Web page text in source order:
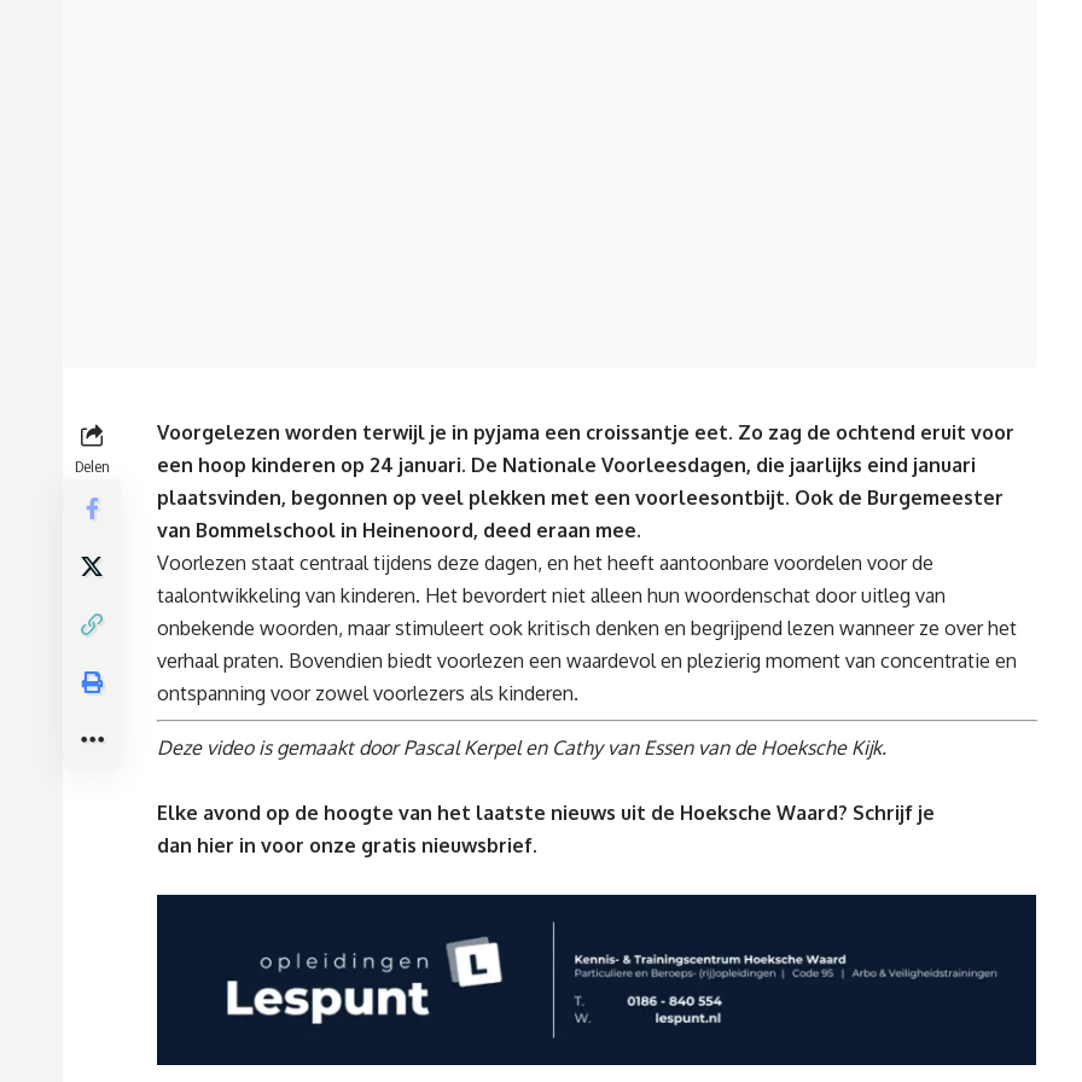
Delen
Voorgelezen worden terwijl je in pyjama een croissantje eet. Zo zag de ochtend eruit voor
een hoop kinderen op 24 januari. De Nationale Voorleesdagen, die jaarlijks eind januari
plaatsvinden, begonnen op veel plekken met een voorleesontbijt. Ook de Burgemeester
van Bommelschool in Heinenoord, deed eraan mee.
Voorlezen staat centraal tijdens deze dagen, en het heeft aantoonbare voordelen voor de
taalontwikkeling van kinderen. Het bevordert niet alleen hun woordenschat door uitleg van
onbekende woorden, maar stimuleert ook kritisch denken en begrijpend lezen wanneer ze over het
verhaal praten. Bovendien biedt voorlezen een waardevol en plezierig moment van concentratie en
ontspanning voor zowel voorlezers als kinderen.
Deze video is gemaakt door Pascal Kerpel en Cathy van Essen van de Hoeksche Kijk.
Elke avond op de hoogte van het laatste nieuws uit de Hoeksche Waard? Schrijf je
dan hier in voor onze gratis nieuwsbrief.